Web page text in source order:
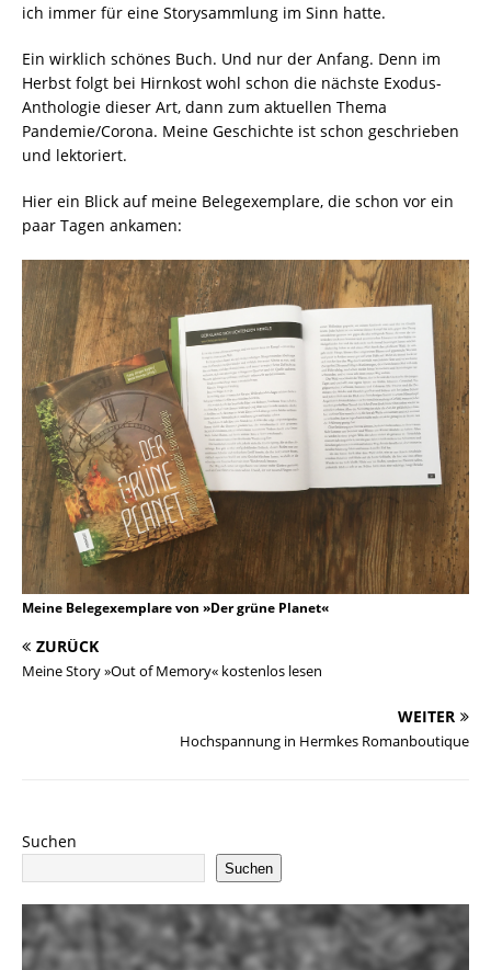
ich immer für eine Storysammlung im Sinn hatte.
Ein wirklich schönes Buch. Und nur der Anfang. Denn im
Herbst folgt bei Hirnkost wohl schon die nächste Exodus-
Anthologie dieser Art, dann zum aktuellen Thema
Pandemie/Corona. Meine Geschichte ist schon geschrieben
und lektoriert.
Hier ein Blick auf meine Belegexemplare, die schon vor ein
paar Tagen ankamen:
Meine Belegexemplare von »Der grüne Planet«
ZURÜCK
Meine Story »Out of Memory« kostenlos lesen
WEITER
Hochspannung in Hermkes Romanboutique
Suchen
Suchen